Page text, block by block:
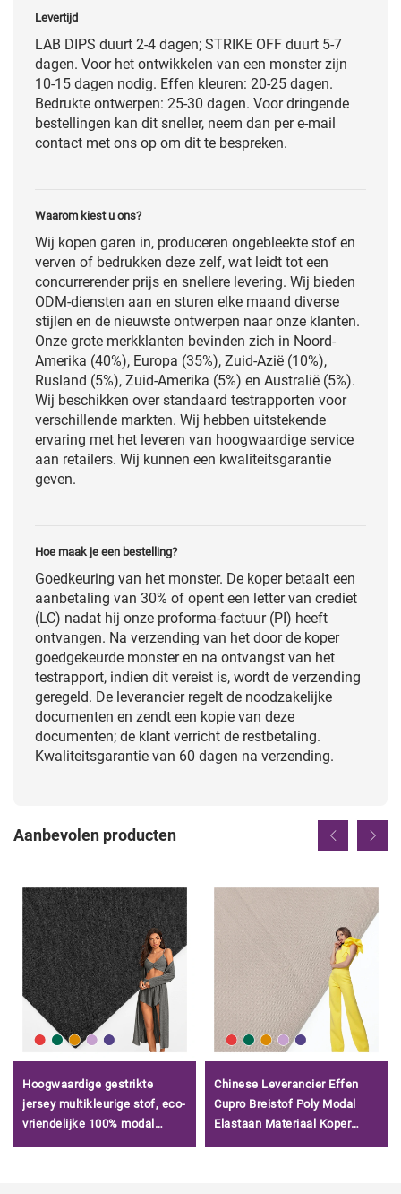
Levertijd
LAB DIPS duurt 2-4 dagen; STRIKE OFF duurt 5-7
dagen. Voor het ontwikkelen van een monster zijn
10-15 dagen nodig. Effen kleuren: 20-25 dagen.
Bedrukte ontwerpen: 25-30 dagen. Voor dringende
bestellingen kan dit sneller, neem dan per e-mail
contact met ons op om dit te bespreken.
Waarom kiest u ons?
Wij kopen garen in, produceren ongebleekte stof en
verven of bedrukken deze zelf, wat leidt tot een
concurrerender prijs en snellere levering. Wij bieden
ODM-diensten aan en sturen elke maand diverse
stijlen en de nieuwste ontwerpen naar onze klanten.
Onze grote merkklanten bevinden zich in Noord-
Amerika (40%), Europa (35%), Zuid-Azië (10%),
Rusland (5%), Zuid-Amerika (5%) en Australië (5%).
Wij beschikken over standaard testrapporten voor
verschillende markten. Wij hebben uitstekende
ervaring met het leveren van hoogwaardige service
aan retailers. Wij kunnen een kwaliteitsgarantie
geven.
Hoe maak je een bestelling?
Goedkeuring van het monster. De koper betaalt een
aanbetaling van 30% of opent een letter van crediet
(LC) nadat hij onze proforma-factuur (PI) heeft
ontvangen. Na verzending van het door de koper
goedgekeurde monster en na ontvangst van het
testrapport, indien dit vereist is, wordt de verzending
geregeld. De leverancier regelt de noodzakelijke
documenten en zendt een kopie van deze
documenten; de klant verricht de restbetaling.
Kwaliteitsgarantie van 60 dagen na verzending.
Aanbevolen producten
Hoogwaardige gestrikte
jersey multikleurige stof, eco-
vriendelijke 100% modal
Chinese Leverancier Effen
Cupro Breistof Poly Modal
Elastaan Materiaal Koper